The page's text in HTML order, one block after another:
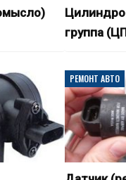
группа
РЕМОНТ АВТО